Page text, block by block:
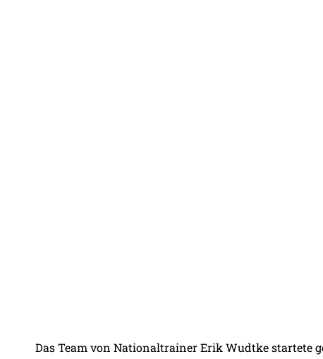
Das Team von Nationaltrainer Erik Wudtke startete